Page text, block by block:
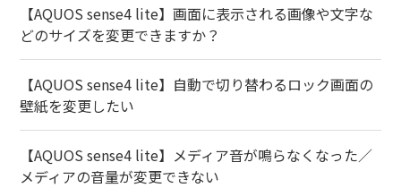
【AQUOS sense4 lite】画面に表示される画像や文字な
どのサイズを変更できますか？
【AQUOS sense4 lite】自動で切り替わるロック画面の
壁紙を変更したい
【AQUOS sense4 lite】メディア音が鳴らなくなった／
メディアの音量が変更できない